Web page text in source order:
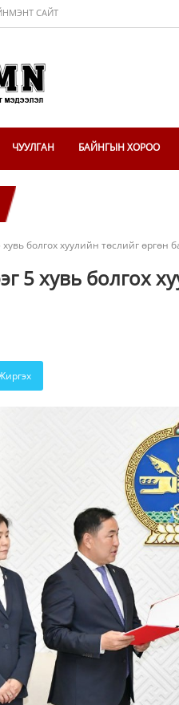
САЙТ
ЧУУЛГАН БАЙНГЫН ХОРОО
болгох хуулийн төслийг өргөн
5 хувь болгох